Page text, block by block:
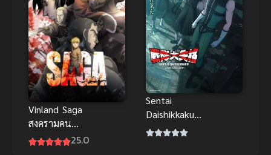
Vinland Saga
สงครามคน
ทมิฬ ซับไทย25.0
Sentai
Daishikkaku
2nd Season